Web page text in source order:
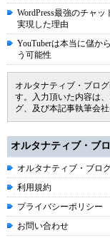
WordPress最強のチャ
実現した理由
YouTuberは本当に儲か
う可能性
オルタナティブ・ブロ
す。入力頂いた内容は
グ、及び本記事執筆会社
オルタナティブ・ブ
オルタナティブ・ブロ
利用規約
プライバシーポリシー
お問い合わせ